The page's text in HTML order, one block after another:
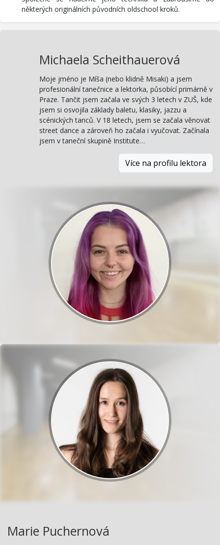
některých originálních původních oldschool kroků.
Michaela Scheithauerová
Moje jméno je Míša (nebo klidně Misaki) a jsem
profesionální tanečnice a lektorka, působící primárně v
Praze. Tančit jsem začala ve svých 3 letech v ZUŠ, kde
jsem si osvojila základy baletu, klasiky, jazzu a
scénických tanců. V 18 letech, jsem se začala věnovat
street dance a zároveň ho začala i vyučovat. Začínala
jsem v taneční skupině Institute…
Více na profilu lektora
Marie Puchernová